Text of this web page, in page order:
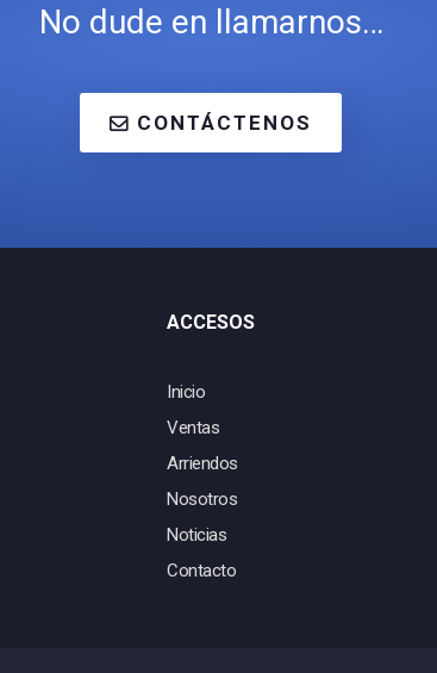
No dude en llamarnos…
CONTÁCTENOS
ACCESOS
Inicio
Ventas
Arriendos
Nosotros
Noticias
Contacto